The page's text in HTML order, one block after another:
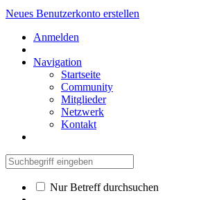
Neues Benutzerkonto erstellen
Anmelden
Navigation
Startseite
Community
Mitglieder
Netzwerk
Kontakt
Nur Betreff durchsuchen